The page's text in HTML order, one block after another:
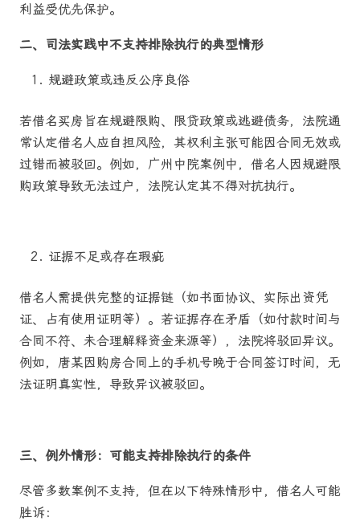
利益受优先保护。
二、司法实践中不支持排除执行的典型情形
规避政策或违反公序良俗
若借名买房旨在规避限购、限贷政策或逃避债务，法院通
常认定借名人应自担风险，其权利主张可能因合同无效或
过错而被驳回。例如，广州中院案例中，借名人因规避限
购政策导致无法过户，法院认定其不得对抗执行。
证据不足或存在瑕疵
借名人需提供完整的证据链（如书面协议、实际出资凭
证、占有使用证明等）。若证据存在矛盾（如付款时间与
合同不符、未合理解释资金来源等），法院将驳回异议。
例如，唐某因购房合同上的手机号晚于合同签订时间，无
法证明真实性，导致异议被驳回。
三、例外情形：可能支持排除执行的条件
尽管多数案例不支持，但在以下特殊情形中，借名人可能
胜诉：